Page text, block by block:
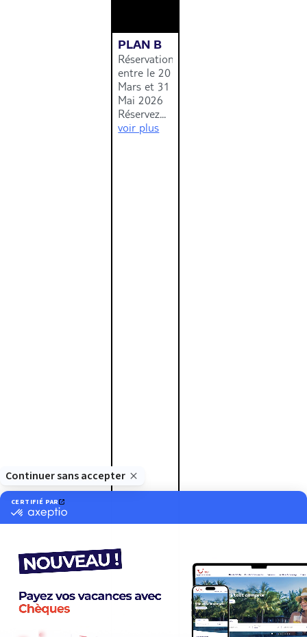
PLAN B
Réservation
entre le 20
Mars et 31
Mai 2026
Réservez...
voir plus